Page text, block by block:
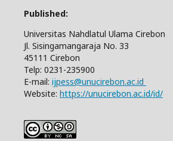
Published:
Universitas Nahdlatul Ulama Cirebon
Jl. Sisingamangaraja No. 33
45111 Cirebon
Telp: 0231-235900
E-mail: ijpess@unucirebon.ac.id
Website: https://unucirebon.ac.id/id/